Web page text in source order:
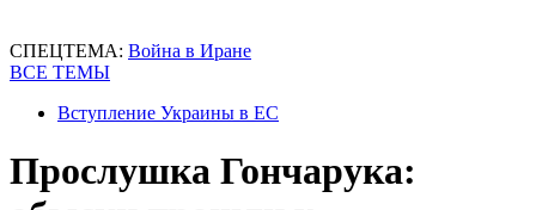
СПЕЦТЕМА: Война в Иране
ВСЕ ТЕМЫ
Вступление Украины в ЕС
Прослушка Гончарука: